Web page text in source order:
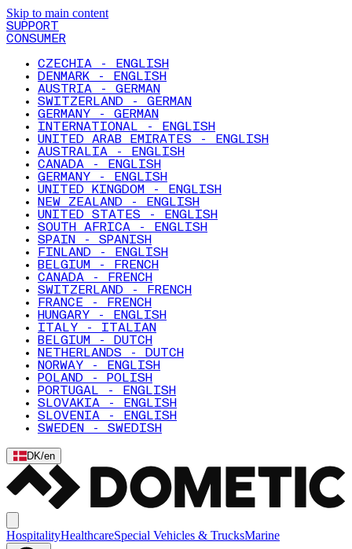
Skip to main content
SUPPORT
CONSUMER
CZECHIA - ENGLISH
DENMARK - ENGLISH
AUSTRIA - GERMAN
SWITZERLAND - GERMAN
GERMANY - GERMAN
INTERNATIONAL - ENGLISH
UNITED ARAB EMIRATES - ENGLISH
AUSTRALIA - ENGLISH
CANADA - ENGLISH
GERMANY - ENGLISH
UNITED KINGDOM - ENGLISH
NEW ZEALAND - ENGLISH
UNITED STATES - ENGLISH
SOUTH AFRICA - ENGLISH
SPAIN - SPANISH
FINLAND - ENGLISH
BELGIUM - FRENCH
CANADA - FRENCH
SWITZERLAND - FRENCH
FRANCE - FRENCH
HUNGARY - ENGLISH
ITALY - ITALIAN
BELGIUM - DUTCH
NETHERLANDS - DUTCH
NORWAY - ENGLISH
POLAND - POLISH
PORTUGAL - ENGLISH
SLOVAKIA - ENGLISH
SLOVENIA - ENGLISH
SWEDEN - SWEDISH
DK/en
HospitalityHealthcareSpecial Vehicles & TrucksMarine